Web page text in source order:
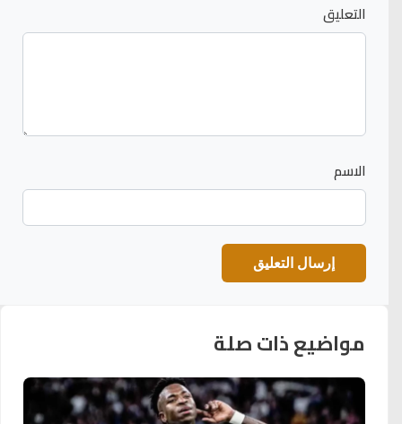
التعليق
الاسم
مواضيع ذات صلة